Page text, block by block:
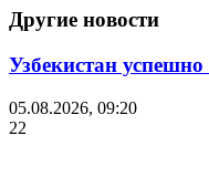
Другие новости
Узбекистан
05.08.2026, 09:20
22